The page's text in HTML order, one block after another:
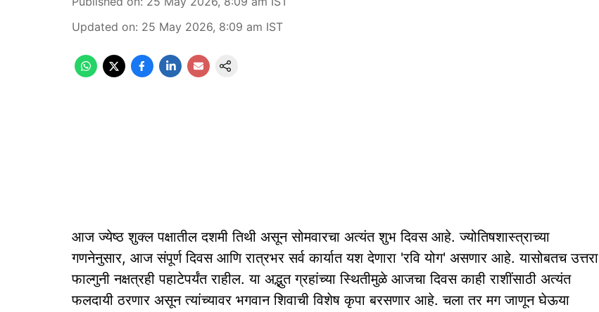
Updated on: 25 May 2026, 8:09 am IST
आज ज्येष्ठ शुक्ल पक्षातील दशमी तिथी असून सोमवारचा अत्यंत शुभ दिवस आहे. ज्योतिषशास्त्राच्या
गणनेनुसार, आज संपूर्ण दिवस आणि रात्रभर सर्व कार्यात यश देणारा 'रवि योग' असणार आहे. यासोबतच उत्तरा
फाल्गुनी नक्षत्रही पहाटेपर्यंत राहील. या अद्भुत ग्रहांच्या स्थितीमुळे आजचा दिवस काही राशींसाठी अत्यंत
फलदायी ठरणार असून त्यांच्यावर भगवान शिवाची विशेष कृपा बरसणार आहे. चला तर मग जाणून घेऊया